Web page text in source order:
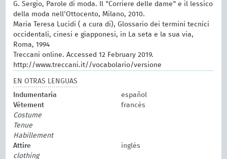
G. Sergio, Parole di moda. Il "Corriere delle dame" e il lessico
della moda nell'Ottocento, Milano, 2010.
Maria Teresa Lucidi ( a cura di), Glossario dei termini tecnici
occidentali, cinesi e giapponesi, in La seta e la sua via,
Roma, 1994
Treccani online. Accessed 12 February 2019.
http://www.treccani.it//vocabolario/versione
EN OTRAS LENGUAS
Indumentaria
español
Vêtement
francés
Costume
Tenue
Habillement
Attire
inglés
clothing